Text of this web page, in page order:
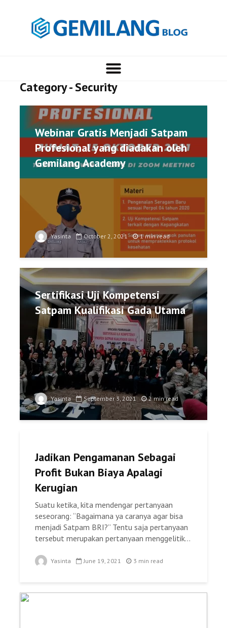
Category - Security
Webinar Gratis Menjadi Satpam
Profesional yang diadakan oleh
Gemilang Academy
Yasinta October 2, 2021 1 min read
Sertifikasi Uji Kompetensi
Satpam Kualifikasi Gada Utama
Yasinta September 3, 2021 2 min read
Jadikan Pengamanan Sebagai
Profit Bukan Biaya Apalagi
Kerugian
Suatu ketika, kita mendengar pertanyaan
seseorang: “Bagaimana ya caranya agar bisa
menjadi Satpam BRI?” Tentu saja pertanyaan
tersebut merupakan pertanyaan menggelitik...
Yasinta June 19, 2021 3 min read